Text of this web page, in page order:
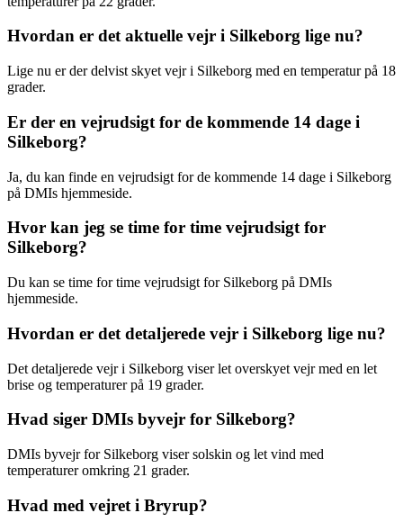
Hvordan er det aktuelle vejr i Silkeborg lige nu?
Lige nu er der delvist skyet vejr i Silkeborg med en temperatur på 18
grader.
Er der en vejrudsigt for de kommende 14 dage i
Silkeborg?
Ja, du kan finde en vejrudsigt for de kommende 14 dage i Silkeborg
på DMIs hjemmeside.
Hvor kan jeg se time for time vejrudsigt for
Silkeborg?
Du kan se time for time vejrudsigt for Silkeborg på DMIs
hjemmeside.
Hvordan er det detaljerede vejr i Silkeborg lige nu?
Det detaljerede vejr i Silkeborg viser let overskyet vejr med en let
brise og temperaturer på 19 grader.
Hvad siger DMIs byvejr for Silkeborg?
DMIs byvejr for Silkeborg viser solskin og let vind med
temperaturer omkring 21 grader.
Hvad med vejret i Bryrup?